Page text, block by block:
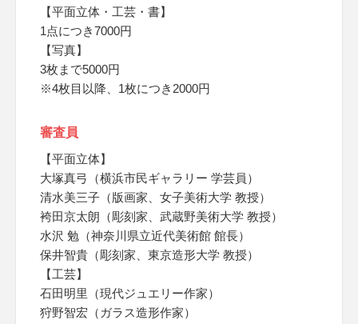
【平面立体・工芸・書】
1点につき7000円
【写真】
3枚まで5000円
※4枚目以降、1枚につき2000円
審査員
【平面立体】
大塚真弓（横浜市民ギャラリー 学芸員）
清水美三子（版画家、女子美術大学 教授）
袴田京太朗（彫刻家、武蔵野美術大学 教授）
水沢 勉（神奈川県立近代美術館 館長）
保井智貴（彫刻家、東京造形大学 教授）
【工芸】
石田明里（現代ジュエリー作家）
狩野智宏（ガラス造形作家）